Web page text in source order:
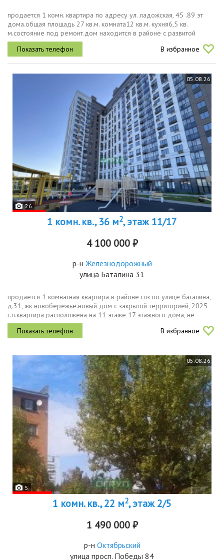
продается 1 комн. квартира по адресу ул. ладожская, 45 .89 эт
дома.общая площадь 27 кв.м. комната12 кв.м. кухня6,5 кв.
м.состояние под ремонт.дом находится в районе с развитой
инфраструктурой . рядом гимназия 13, школа 36, детские сады ,
магазины...
В избранное
05.08.26
26
1 комн. кв., 36 м2, этаж 11/17
4 100 000 ₽
р-н Железнодорожный
улица Баталина 31
продается 1 комнатная квартира в районе гпз по улице баталина,
д.31, жк новобережье.новый дом с закрытой территорией, 2025
г.п.квартира расположена на 11 этаже 17 этажного дома, не
угловая и не торцевая, с красивыми панорамными видовыми...
В избранное
05.08.26
5
1 комн. кв., 22 м2, этаж 2/5
1 490 000 ₽
р-н Октябрьский
улица просп. Победы 84